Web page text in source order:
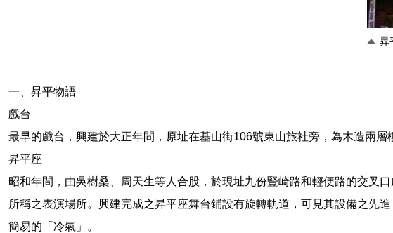
昇
一、昇平物語
戲台
最早的戲台，興建於大正年間，原址在基山街106號東山旅社旁，為木造兩
昇平座
昭和年間，由吳樹桑、周天生等人合股，於現址九份豎崎路和輕便路的交叉
所稱之表演場所。興建完成之昇平座舞台鋪設有旋轉軌道，可見其設備之先
簡易的「冷氣」。